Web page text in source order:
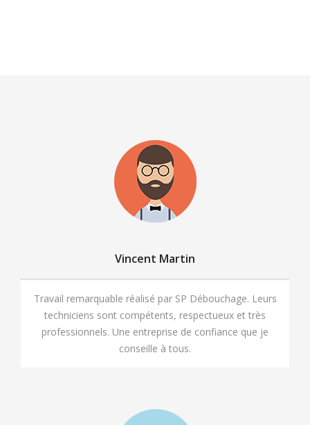
Vincent Martin
Travail remarquable réalisé par SP Débouchage. Leurs
techniciens sont compétents, respectueux et très
professionnels. Une entreprise de confiance que je
conseille à tous.